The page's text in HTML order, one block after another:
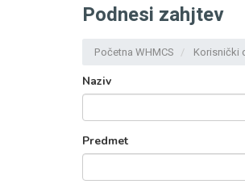
Podnesi zahjtev
Početna WHMCS Korisnički
Naziv
Predmet